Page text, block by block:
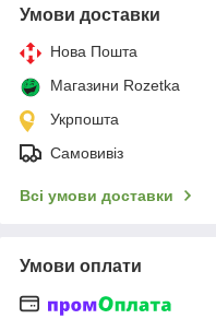
Умови доставки
Нова Пошта
Магазини Rozetka
Укрпошта
Самовивіз
Всі умови доставки
Умови оплати